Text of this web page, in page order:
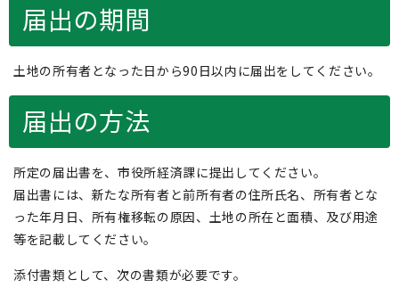
届出の期間
土地の所有者となった日から90日以内に届出をしてください。
届出の方法
所定の届出書を、市役所経済課に提出してください。
届出書には、新たな所有者と前所有者の住所氏名、所有者とな
った年月日、所有権移転の原因、土地の所在と面積、及び用途
等を記載してください。
添付書類として、次の書類が必要です。